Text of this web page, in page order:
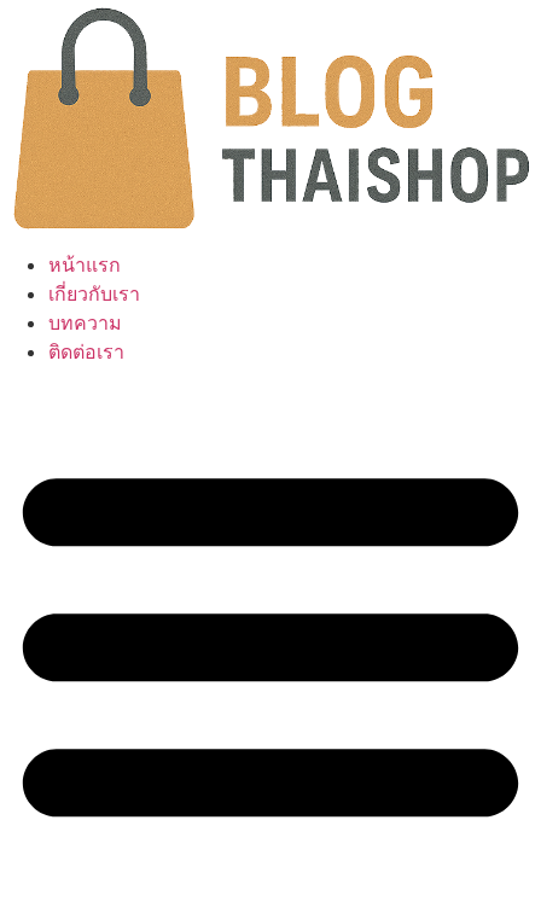
content
หน้าแรก
เกี่ยวกับเรา
บทความ
ติดต่อเรา